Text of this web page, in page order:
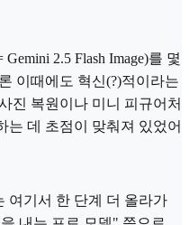
2.5 Flash Image)를 몇
이때에도 혁신(?)적이라는
진 복원이나 미니 피규어처
는 데 초점이 맞춰져 있었어
여기서 한 단계 더 올라가